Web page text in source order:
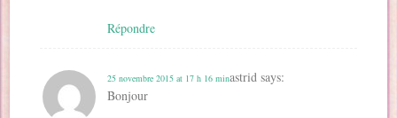
Répondre
astrid says:
25 novembre 2015 at 17 h 16 min
Bonjour